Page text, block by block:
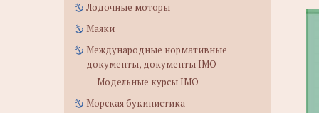
Лодочные моторы
Маяки
Международные нормативные
документы, документы IMO
Модельные курсы IMO
Морская букинистика